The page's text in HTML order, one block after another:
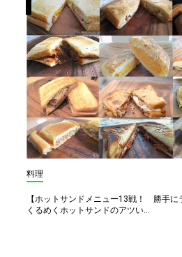
料理
【ホットサンドメニュー13戦！ 勝手に
くるめくホットサンドのアツい...